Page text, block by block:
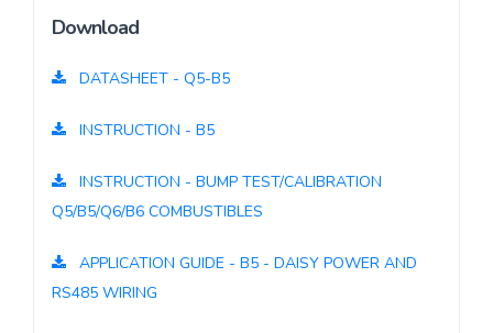
Download
DATASHEET - Q5-B5
INSTRUCTION - B5
INSTRUCTION - BUMP TEST/CALIBRATION
Q5/B5/Q6/B6 COMBUSTIBLES
APPLICATION GUIDE - B5 - DAISY POWER AND
RS485 WIRING